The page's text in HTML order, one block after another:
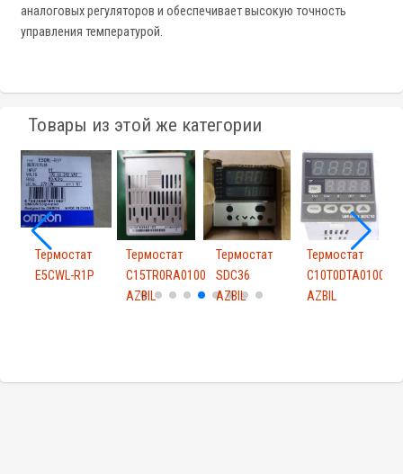
аналоговых регуляторов и обеспечивает высокую точность
управления температурой.
Товары из этой же категории
Термостат
E5CWL-R1P
Термостат
C15TR0RA0100
AZBIL
Термостат
SDC36
AZBIL
Термостат
C10T0DTA0100
AZBIL